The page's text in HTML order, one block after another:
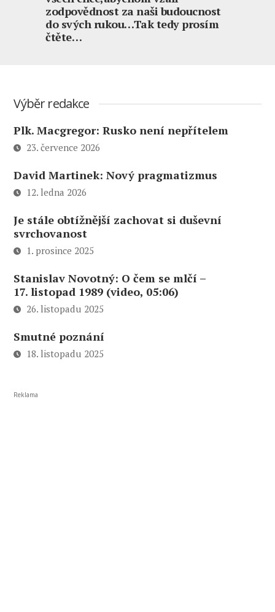
zodpovědnost za naši budoucnost
do svých rukou…Tak tedy prosím
čtěte…
Výběr redakce
Plk. Macgregor: Rusko není nepřítelem
23. července 2026
David Martinek: Nový pragmatizmus
12. ledna 2026
Je stále obtížnější zachovat si duševní
svrchovanost
1. prosince 2025
Stanislav Novotný: O čem se mlčí –
17. listopad 1989 (video, 05:06)
26. listopadu 2025
Smutné poznání
18. listopadu 2025
Reklama